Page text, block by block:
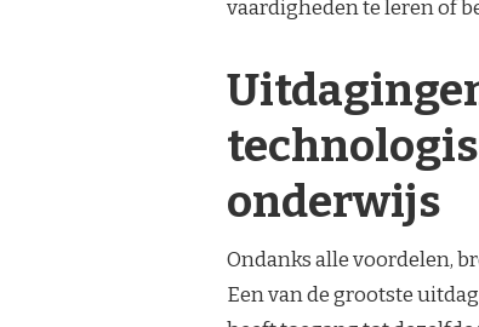
vaardigheden te leren of
onderwijs
Ondanks alle voordelen,
Een van de grootste